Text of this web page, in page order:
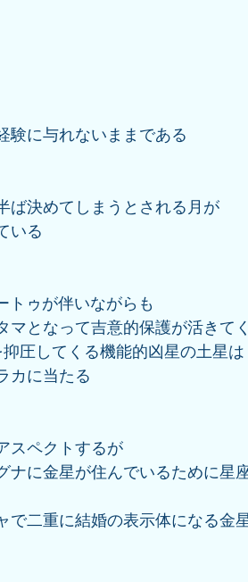
験に与れないままである
ば決めてしまうとされる月が
いる
トゥが伴いながらも
マとなって吉意的保護が活きて
圧してくる機能的凶星の土星は
カに当たる
スペクトするが
に金星が住んでいるために星
で二重に結婚の表示体になる金